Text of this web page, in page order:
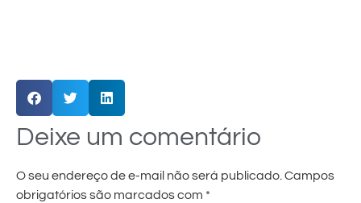
Deixe um comentário
O seu endereço de e-mail não será publicado.Campos
obrigatórios são marcados com *